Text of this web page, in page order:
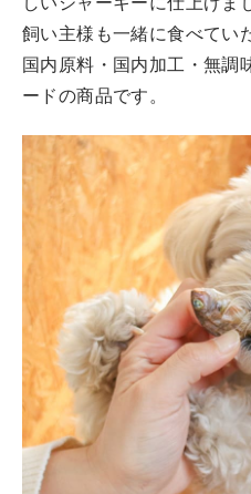
しいジャーキーに仕上げま
飼い主様も一緒に食べてい
国内原料・国内加工・無調
ードの商品です。